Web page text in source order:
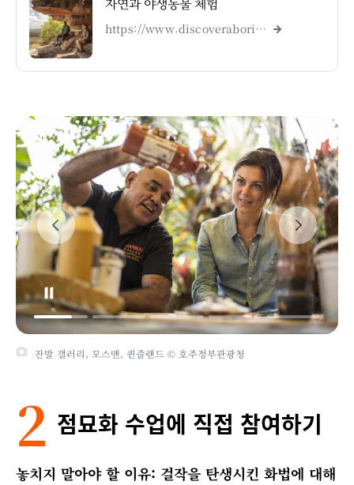
https://www.discoveraboriginalexperiences.com/type/nature-and-wildlife-experiences
잔발 갤러리, 모스맨, 퀸즐랜드 © 호주정부관광청
2 점묘화 수업에 직접 참여하기
놓치지 말아야 할 이유: 걸작을 탄생시킨 화법에 대해